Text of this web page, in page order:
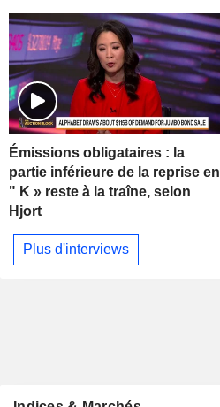
Émissions obligataires : la
partie inférieure de la reprise en
" K » reste à la traîne, selon
Hjort
Plus d'interviews